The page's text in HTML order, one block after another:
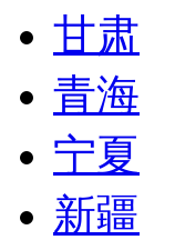
甘肃
青海
宁夏
新疆